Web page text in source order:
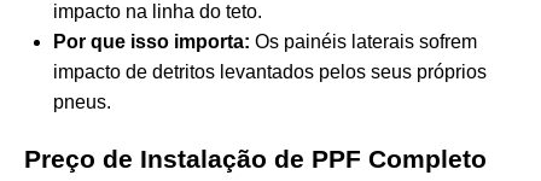
impacto na linha do teto.
Por que isso importa: Os painéis laterais sofrem
impacto de detritos levantados pelos seus próprios
pneus.
Preço de Instalação de PPF Completo